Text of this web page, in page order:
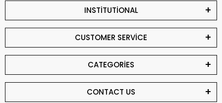
INSTİTUTİONAL
CUSTOMER SERVİCE
CATEGORİES
CONTACT US